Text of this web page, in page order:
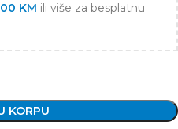
KM ili više za besplatnu
KORPU